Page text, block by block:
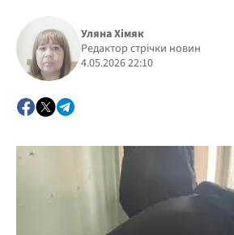
Уляна Хімяк
Редактор стрічки новин
4.05.2026 22:10